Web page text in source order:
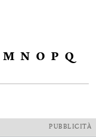
M N O P Q
PUBBLICITÀ